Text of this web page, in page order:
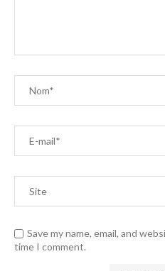
Save my name, email, and
time I comment.